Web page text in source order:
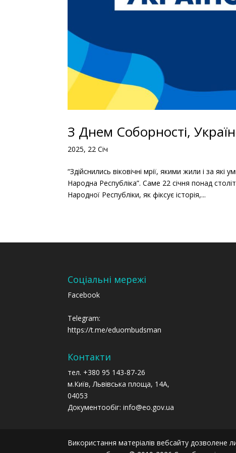
З Днем Соборності,
2025, 22 Січ
“Здійснились віковічні мрії, якими жили і за
Народна Республіка”. Саме 22 січня понад
Народної Республіки, як фіксує історія,...
Соціальні мережі
Facebook
Telegram:
https://t.me/eduombudsman
Контакти
тел. +380 95 143-87-26
м.Київ, Львівська площа, 14А,
04053
Документообіг: info@eo.gov.ua
Використання матеріалів вебсайту дозволене